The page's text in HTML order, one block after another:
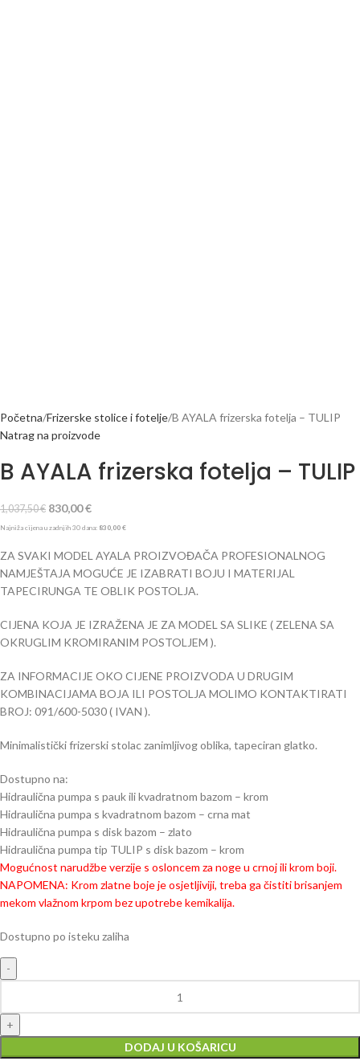
Početna Frizerske stolice i fotelje B AYALA frizerska fotelja – TULIP
Natrag na proizvode
B AYALA frizerska fotelja – TULIP
1,037,50€ 830,00€
Najniža cijena u zadnjih 30 dana: 830,00 €
ZA SVAKI MODEL AYALA PROIZVOĐAČA PROFESIONALNOG
NAMJEŠTAJA MOGUĆE JE IZABRATI BOJU I MATERIJAL
TAPECIRUNGA TE OBLIK POSTOLJA.
CIJENA KOJA JE IZRAŽENA JE ZA MODEL SA SLIKE ( ZELENA SA
OKRUGLIM KROMIRANIM POSTOLJEM ).
ZA INFORMACIJE OKO CIJENE PROIZVODA U DRUGIM
KOMBINACIJAMA BOJA ILI POSTOLJA MOLIMO KONTAKTIRATI
BROJ: 091/600-5030 ( IVAN ).
Minimalistički frizerski stolac zanimljivog oblika, tapeciran glatko.
Dostupno na:
Hidraulična pumpa s pauk ili kvadratnom bazom – krom
Hidraulična pumpa s kvadratnom bazom – crna mat
Hidraulična pumpa s disk bazom – zlato
Hidraulična pumpa tip TULIP s disk bazom – krom
Mogućnost narudžbe verzije s osloncem za noge u crnoj ili krom boji.
NAPOMENA: Krom zlatne boje je osjetljiviji, treba ga čistiti brisanjem
mekom vlažnom krpom bez upotrebe kemikalija.
Dostupno po isteku zaliha
DODAJ U KOŠARICU